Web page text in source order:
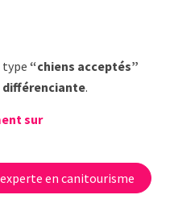
type “chiens acceptés”
.
sur
en canitourisme